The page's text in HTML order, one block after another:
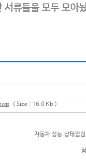
서류들을 모두 모아
( Size : 16.0 Kb )
자동차 성능.상태점